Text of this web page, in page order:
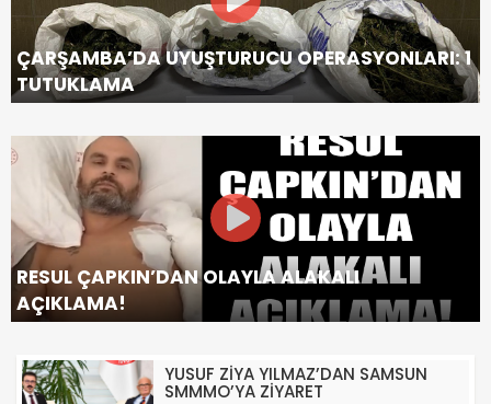
ÇARŞAMBA’DA UYUŞTURUCU OPERASYONLARI: 1
TUTUKLAMA
RESUL ÇAPKIN’DAN OLAYLA ALAKALI
AÇIKLAMA!
YUSUF ZİYA YILMAZ’DAN SAMSUN
SMMMO’YA ZİYARET